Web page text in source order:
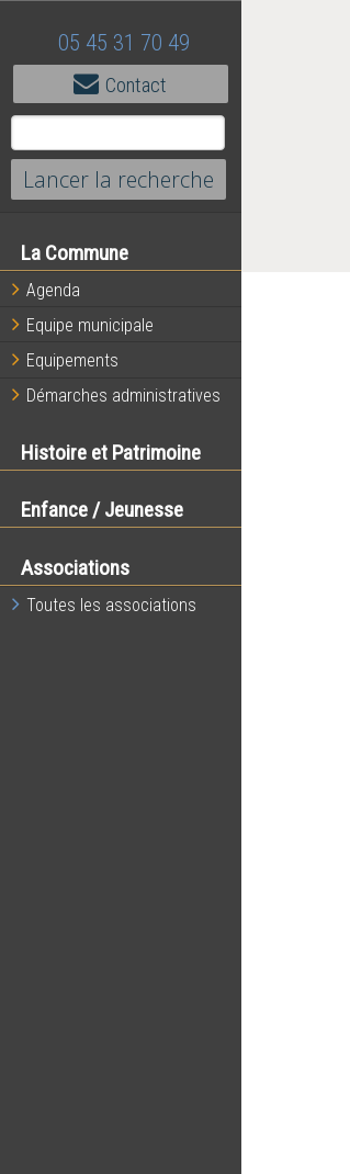
05 45 31 70 49
Contact
La Commune
Agenda
Equipe municipale
Equipements
Démarches administratives
Histoire et Patrimoine
Enfance / Jeunesse
Associations
Toutes les associations